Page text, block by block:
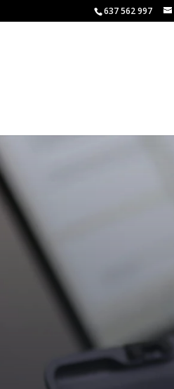
637 562 997